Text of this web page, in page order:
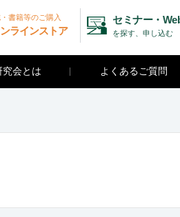
書籍等のご購入
ラインストア
セミナー・
を探す、申し込む
究会とは よくあるご質問